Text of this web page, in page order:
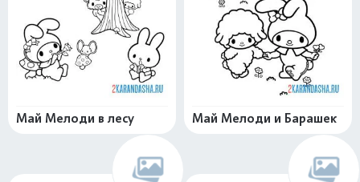
Май Мелоди в лесу Май Мелоди и Барашек